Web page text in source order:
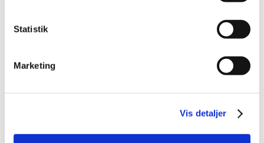
Statistik
Marketing
Vis detaljer
februar (29)
2019 (159)